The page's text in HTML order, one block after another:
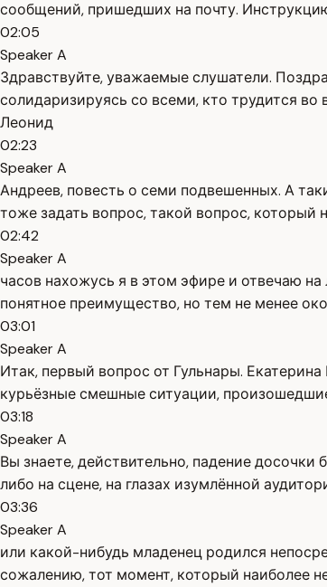
сообщений, пришедших на почту.
02:05
Speaker A
Здравствуйте, уважаемые слушатели.
солидаризируясь со всеми, кто трудится
Леонид
02:23
Speaker A
Андреев, повесть о семи подвешенных. А
тоже задать вопрос, такой вопрос, который
02:42
Speaker A
часов нахожусь я в этом эфире и отвечаю
понятное преимущество, но тем не менее
03:01
Speaker A
Итак, первый вопрос от Гульнары.
курьёзные смешные ситуации,
03:18
Speaker A
Вы знаете, действительно, падение
либо на сцене, на глазах изумлённой
03:36
Speaker A
или какой-нибудь младенец родился
сожалению, тот момент, который наиболее